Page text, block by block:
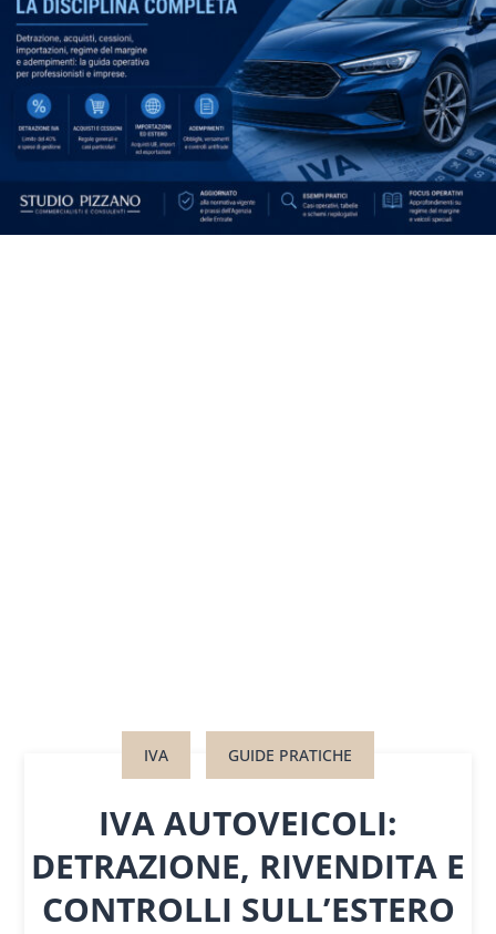
IVA GUIDE PRATICHE
IVA AUTOVEICOLI:
DETRAZIONE, RIVENDITA E
CONTROLLI SULL’ESTERO